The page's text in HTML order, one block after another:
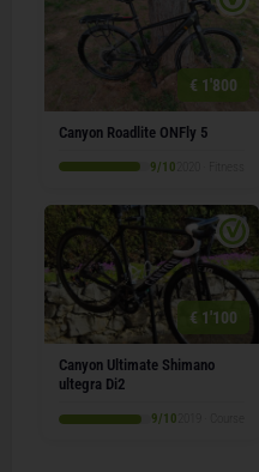
€ 1'800
Canyon Roadlite ONFly 5
9/10
€ 1'100
Canyon Ultimate Shimano
ultegra Di2
9/10